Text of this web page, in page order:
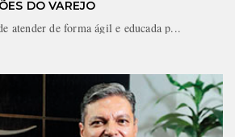
DO VAREJO
atender de forma ágil e educada p...